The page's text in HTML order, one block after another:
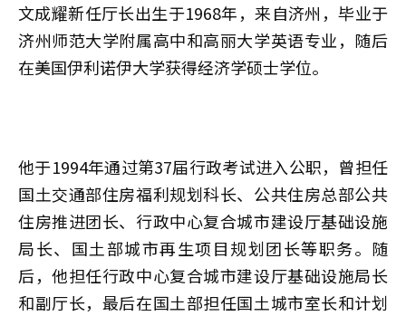
文成耀新任厅长出生于1968年，来自济州，毕业于
济州师范大学附属高中和高丽大学英语专业，随后
在美国伊利诺伊大学获得经济学硕士学位。
他于1994年通过第37届行政考试进入公职，曾担任
国土交通部住房福利规划科长、公共住房总部公共
住房推进团长、行政中心复合城市建设厅基础设施
局长、国土部城市再生项目规划团长等职务。随
后，他担任行政中心复合城市建设厅基础设施局长
和副厅长，最后在国土部担任国土城市室长和计划